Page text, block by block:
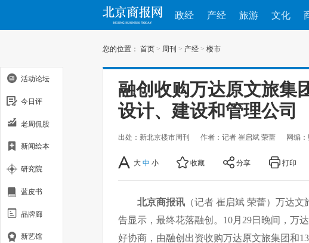
政经 产经 旅游 文化
您的位置： 首页 > 周刊 > 产经 > 楼市
融创收购万达原文旅集
设计、建设和管理公司
出处：新北京楼市周刊 作者：记者 崔启斌 荣蕾 网编
大 中 小 收藏 分享 打印
北京商报讯 （记者 崔启斌 荣蕾）万达
告显示，最终花落融创。10月29日晚间，万
好协商，由融创出资收购万达原文旅集团和
活动论坛
今日评
老周侃股
新闻绘本
研究院
蓝皮书
品牌廊
新艺馆